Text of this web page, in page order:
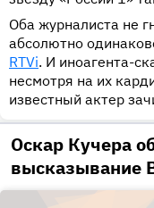
Оба журналиста не
абсолютно
RTVi. И иноагента-
несмотря на их
известный актер
Оскар Кучера
высказывание